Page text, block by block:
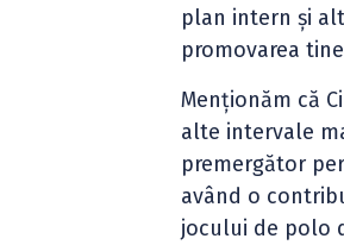
plan intern și
promovarea
Menționăm că
alte intervale
premergător
având o
jocului de polo